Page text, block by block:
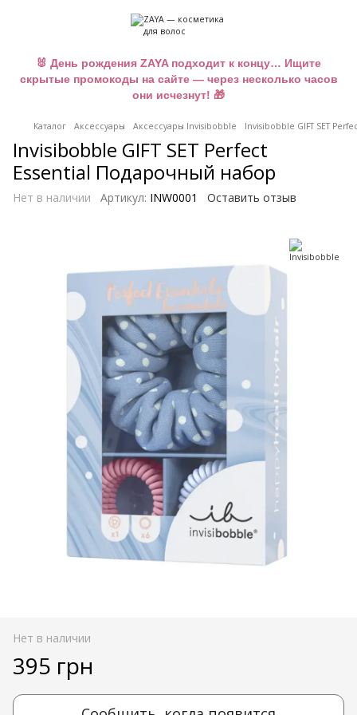
🐰 День рождения ZAYA подходит к концу… Ищите
скрытые промокоды на сайте — через несколько часов
они исчезнут! 🎁
Каталог Аксессуары Аксессуары Invisibobble Invisibobble GIFT SET
Invisibobble GIFT SET Perfect
Essential Подарочный набор
Нет в наличии Артикул: INW0001 Оставить отзыв
Нет в наличии
395 грн